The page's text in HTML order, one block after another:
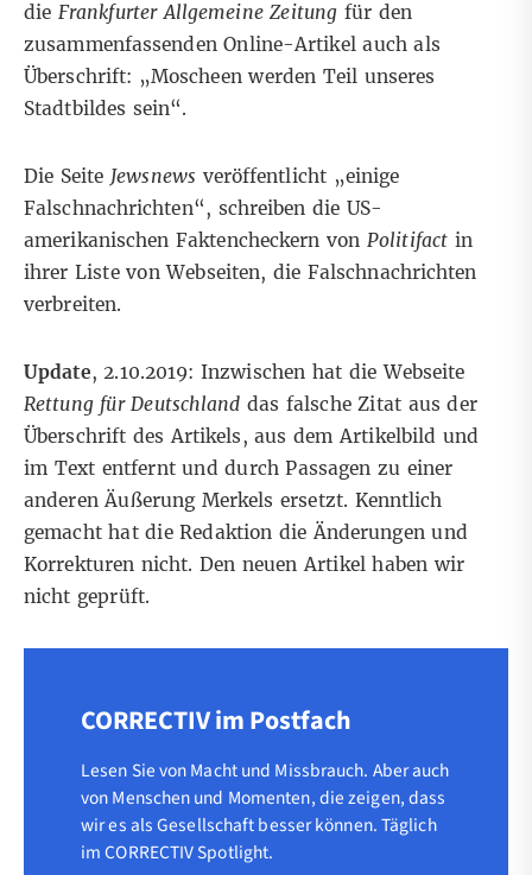
die Frankfurter Allgemeine Zeitung für den
zusammenfassenden Online-Artikel auch als
Überschrift: „Moscheen werden Teil unseres
Stadtbildes sein“.
Die Seite Jewsnews veröffentlicht „einige
Falschnachrichten“, schreiben die US-
amerikanischen Faktencheckern vonPolitifact in
ihrerListevon Webseiten, die Falschnachrichten
verbreiten.
Update, 2.10.2019: Inzwischen hat die Webseite
Rettung für Deutschland das falsche Zitat aus der
Überschrift des Artikels, aus dem Artikelbild und
im Text entfernt und durch Passagen zu einer
anderen Äußerung Merkels ersetzt. Kenntlich
gemacht hat die Redaktion die Änderungen und
Korrekturen nicht. Den neuen Artikel haben wir
nicht geprüft.
CORRECTIV im Postfach
Lesen Sie von Macht und Missbrauch. Aber auch
von Menschen und Momenten, die zeigen, dass
wir es als Gesellschaft besser können. Täglich
im CORRECTIV Spotlight.